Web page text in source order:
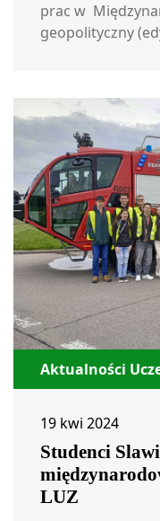
prac w
geopolityczny
Aktualności
19 kwi 2024
Studenci
LUZ